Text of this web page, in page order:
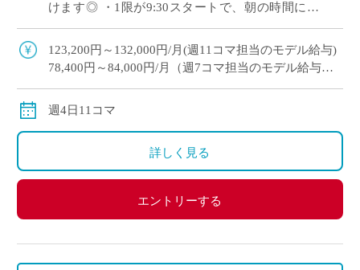
けます◎ ・1限が9:30スタートで、朝の時間にゆ
限以外は時間割のご相談が可能 […]
123,200円～132,000円/月(週11コマ担当のモデル給与)
78,400円～84,000円/月（週7コマ担当のモデル給与）
交通費別途全額支給
週4日11コマ
詳しく見る
エントリーする